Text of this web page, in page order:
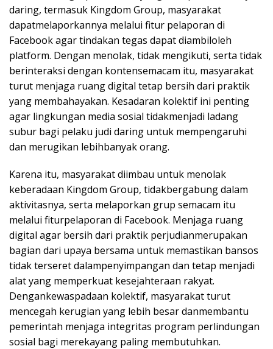
daring, termasuk Kingdom Group, masyarakat
dapatmelaporkannya melalui fitur pelaporan di
Facebook agar tindakan tegas dapat diambiloleh
platform. Dengan menolak, tidak mengikuti, serta tidak
berinteraksi dengan kontensemacam itu, masyarakat
turut menjaga ruang digital tetap bersih dari praktik
yang membahayakan. Kesadaran kolektif ini penting
agar lingkungan media sosial tidakmenjadi ladang
subur bagi pelaku judi daring untuk mempengaruhi
dan merugikan lebihbanyak orang.
Karena itu, masyarakat diimbau untuk menolak
keberadaan Kingdom Group, tidakbergabung dalam
aktivitasnya, serta melaporkan grup semacam itu
melalui fiturpelaporan di Facebook. Menjaga ruang
digital agar bersih dari praktik perjudianmerupakan
bagian dari upaya bersama untuk memastikan bansos
tidak terseret dalampenyimpangan dan tetap menjadi
alat yang memperkuat kesejahteraan rakyat.
Dengankewaspadaan kolektif, masyarakat turut
mencegah kerugian yang lebih besar danmembantu
pemerintah menjaga integritas program perlindungan
sosial bagi merekayang paling membutuhkan.